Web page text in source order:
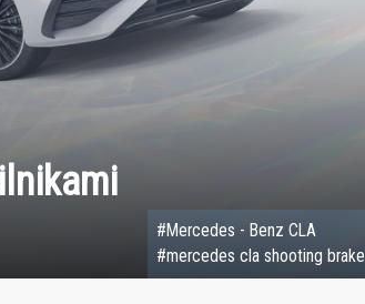
#Mercedes - Benz CLA
#mercedes cla shooting brake